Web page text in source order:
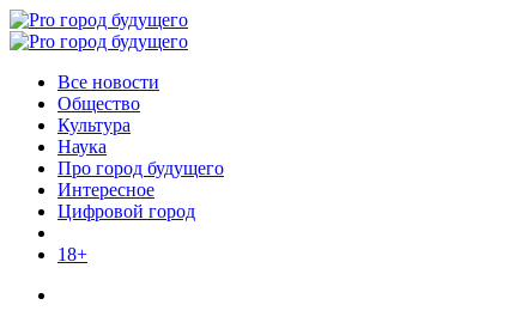
Menu
Поиск
Menu
Pro
Все новости
Общество
Культура
Наука
Про город будущего
Интересное
Цифровой город
18+